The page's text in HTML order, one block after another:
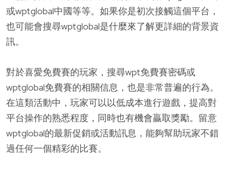
或wptglobal中國等等。如果你是初次接觸這個平台，
也可能會搜尋wptglobal是什麼來了解更詳細的背景資
訊。
對於喜愛免費賽的玩家，搜尋wpt免費賽密碼或
wptglobal免費賽的相關信息，也是非常普遍的行為。
在這類活動中，玩家可以以低成本進行遊戲，提高對
平台操作的熟悉程度，同時也有機會贏取獎勵。留意
wptglobal的最新促銷或活動訊息，能夠幫助玩家不錯
過任何一個精彩的比賽。